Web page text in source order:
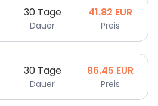
30 Tage
Dauer
41.82 EUR
Preis
30 Tage
Dauer
86.45 EUR
Preis